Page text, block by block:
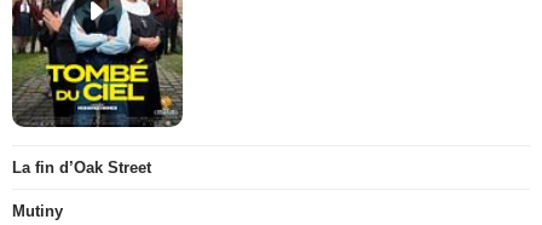
La fin d’Oak Street
Mutiny